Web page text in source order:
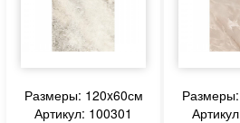
Размеры: 120x60см
Артикул: 100301